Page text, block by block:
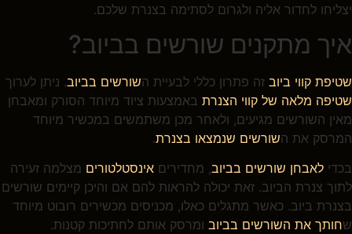
יצליחו לחדור אליה ולגרום לסתימה בצנרת שלכם.
איך מתקנים שורשים בביוב?
שטיפת קווי ביוב זה פתרון כללי לבעיית השורשים בביוב. ניתן לערוך
שטיפה מלאה של קווי הצנרת באמצעות ציוד מיוחד הסורק ומאבחן
מאין השורשים מגיעים, ולאחר מכן משתמשים במכשיר מיוחד
המרסק את השורשים שנמצאו בצנרת.
בכדי לאבחן שורשים בביוב, מחדירים אינסטלטורים מצלמה זעירה
לתוך צנרת הביוב. זאת יכולה להראות להם אם והיכן קיימים שורשים
בצנרת ביוב. כאשר מתגלים כאלו, מכניסים מכשירים רובוט מיוחד
שחותך את השורשים בביוב ומרסק אותם לחתיכות קטנות.